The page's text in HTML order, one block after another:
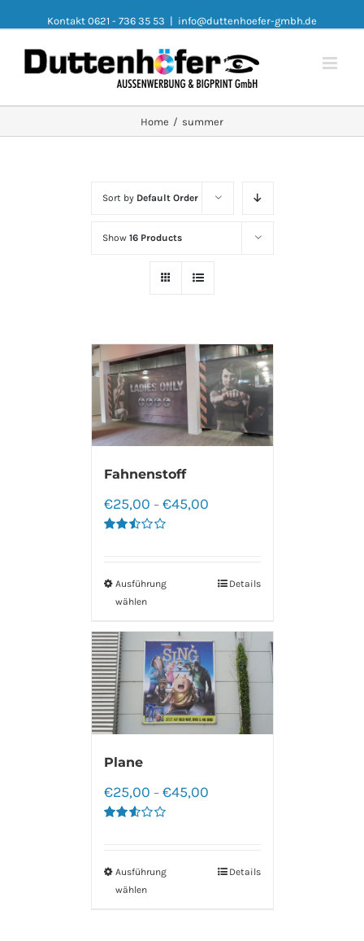
Kontakt 0621 - 736 35 53 | info@duttenhoefer-gmbh.de
Home / summer
Sort by Default Order
Show 16 Products
Fahnenstoff
von 5
€25,00 – €45,00
Ausführung
wählen
Details
Plane
von 5
€25,00 – €45,00
Ausführung
wählen
Details